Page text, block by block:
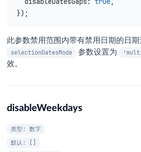
});
此参数禁用范围内带有禁用日期的日期
selectionDatesMode
参数设置为
效。
disableWeekdays
类型: 数字
默认: []